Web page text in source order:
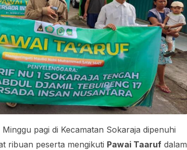
Minggu pagi di Kecamatan Sokaraja dipenuhi
ribuan peserta mengikuti Pawai Taaruf dalam